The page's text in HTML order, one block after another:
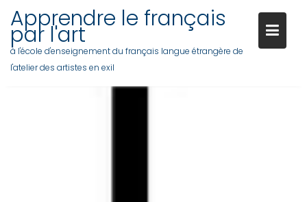
Apprendre le français
par l'art
à l'école d'enseignement du français langue étrangère de
l'atelier des artistes en exil